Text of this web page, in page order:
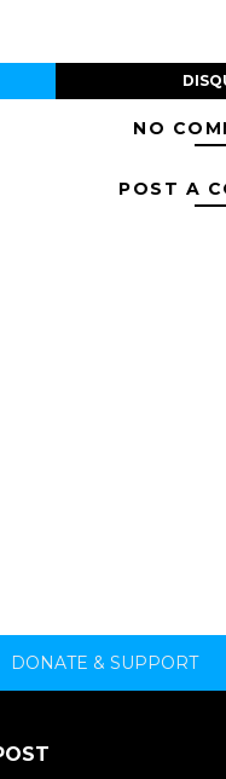
NO
POST A
DONATE & SUPPORT